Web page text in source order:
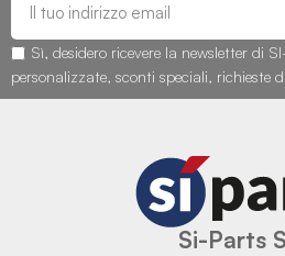
Sì, desidero ricevere la newsletter di
personalizzate, sconti speciali, richieste
Si-Parts